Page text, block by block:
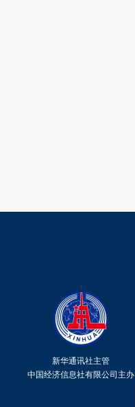
新华通讯社主管
中国经济信息社有限公司主办